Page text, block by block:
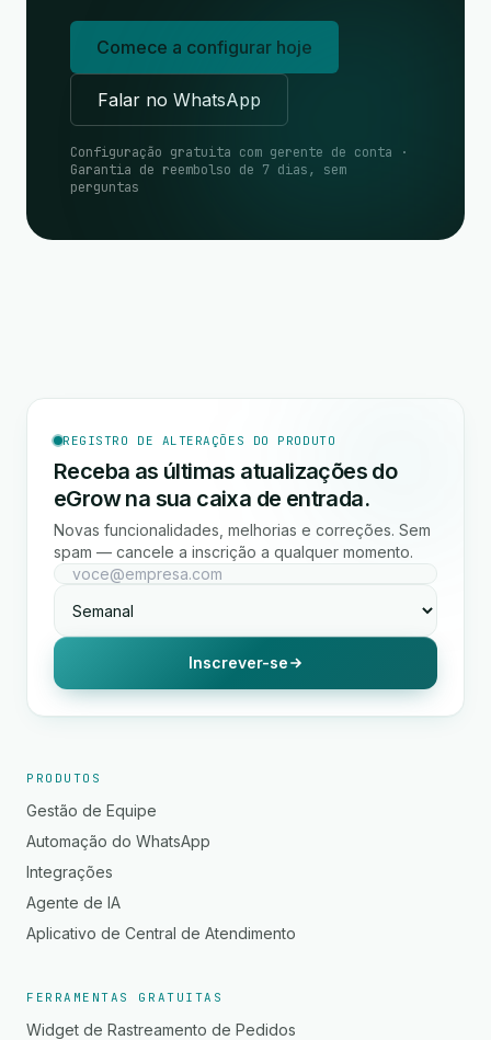
Comece a configurar hoje
Falar no WhatsApp
Configuração gratuita com gerente de conta ·
Garantia de reembolso de 7 dias, sem
perguntas
REGISTRO DE ALTERAÇÕES DO PRODUTO
Receba as últimas atualizações do
eGrow na sua caixa de entrada.
Novas funcionalidades, melhorias e correções. Sem
spam — cancele a inscrição a qualquer momento.
Inscrever-se
PRODUTOS
Gestão de Equipe
Automação do WhatsApp
Integrações
Agente de IA
Aplicativo de Central de Atendimento
FERRAMENTAS GRATUITAS
Widget de Rastreamento de Pedidos